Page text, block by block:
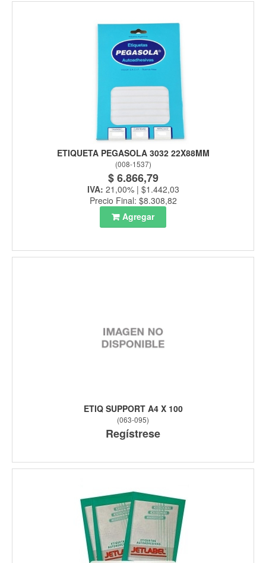
ETIQUETA PEGASOLA 3032 22X88MM
(008-1537)
$ 6.866,79
IVA: 21,00% | $1.442,03
Precio Final: $8.308,82
Agregar
ETIQ SUPPORT A4 X 100
(063-095)
Regístrese